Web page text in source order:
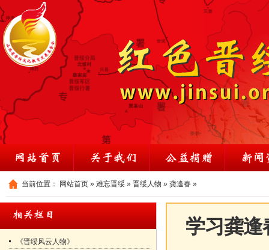
当前位置： 网站首页 » 难忘晋绥 » 晋绥人物 » 龚逢春 »
《晋绥风云人物》
学习龚逢